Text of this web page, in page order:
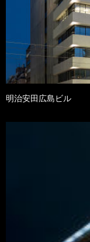
明治安田広島ビル